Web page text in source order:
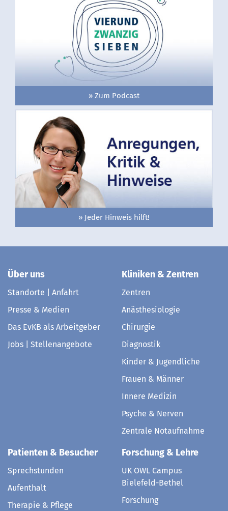
» Zum Podcast
» Jeder Hinweis hilft!
Über uns
Standorte | Anfahrt
Presse & Medien
Das EvKB als Arbeitgeber
Jobs | Stellenangebote
Kliniken & Zentren
Zentren
Anästhesiologie
Chirurgie
Diagnostik
Kinder & Jugendliche
Frauen & Männer
Innere Medizin
Psyche & Nerven
Zentrale Notaufnahme
Patienten & Besucher
Sprechstunden
Aufenthalt
Therapie & Pflege
Forschung & Lehre
UK OWL Campus
Bielefeld-Bethel
Forschung